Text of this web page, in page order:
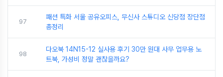
97
패션 특화 서울 공유오피스, 무신사 스튜디오 신당점 장단점
총정리
98
다오북 14N15-12 실사용 후기 30만 원대 사무 업무용 노
트북, 가성비 정말 괜찮을까요?